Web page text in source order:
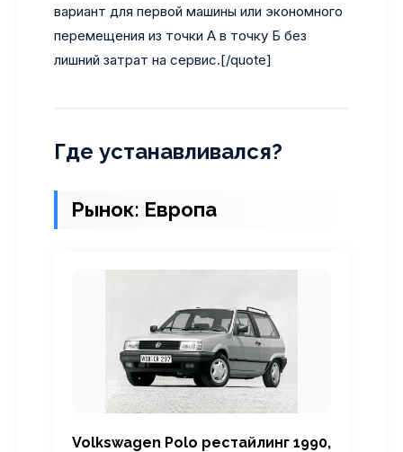
вариант для первой машины или экономного
перемещения из точки А в точку Б без
лишний затрат на сервис.[/quote]
Где устанавливался?
Рынок: Европа
Volkswagen Polo рестайлинг 1990,